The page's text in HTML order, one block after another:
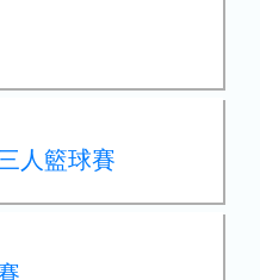
人籃球賽